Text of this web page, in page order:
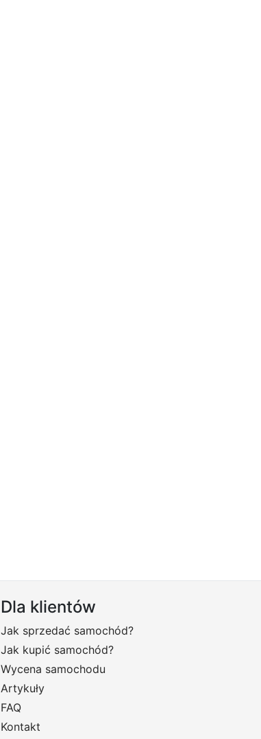
Dla klientów
Jak sprzedać samochód?
Jak kupić samochód?
Wycena samochodu
Artykuły
FAQ
Kontakt